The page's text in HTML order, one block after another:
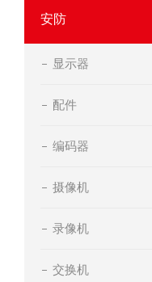
安防
显示器
配件
编码器
摄像机
录像机
交换机